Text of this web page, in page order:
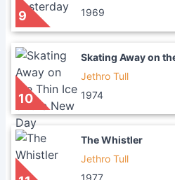
9
1969
10
Skating Away on
Jethro Tull
1974
The Whistler
Jethro Tull
1977